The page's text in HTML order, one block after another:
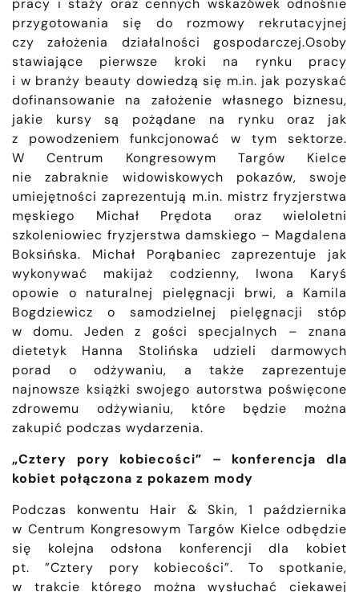
przygotowania się do rozmowy rekrutacyjnej
czy założenia działalności gospodarczej.Osoby
stawiające pierwsze kroki na rynku pracy
i w branży beauty dowiedzą się m.in. jak pozyskać
dofinansowanie na założenie własnego biznesu,
jakie kursy są pożądane na rynku oraz jak
z powodzeniem funkcjonować w tym sektorze.
W Centrum Kongresowym Targów Kielce
nie zabraknie widowiskowych pokazów, swoje
umiejętności zaprezentują m.in. mistrz fryzjerstwa
męskiego Michał Prędota oraz wieloletni
szkoleniowiec fryzjerstwa damskiego – Magdalena
Boksińska. Michał Porąbaniec zaprezentuje jak
wykonywać makijaż codzienny, Iwona Karyś
opowie o naturalnej pielęgnacji brwi, a Kamila
Bogdziewicz o samodzielnej pielęgnacji stóp
w domu. Jeden z gości specjalnych – znana
dietetyk Hanna Stolińska udzieli darmowych
porad o odżywaniu, a także zaprezentuje
najnowsze książki swojego autorstwa poświęcone
zdrowemu odżywianiu, które będzie można
zakupić podczas wydarzenia.
„Cztery pory kobiecości” – konferencja dla
kobiet połączona z pokazem mody
Podczas konwentu Hair & Skin, 1 października
w Centrum Kongresowym Targów Kielce odbędzie
się kolejna odsłona konferencji dla kobiet
pt. ”Cztery pory kobiecości”. To spotkanie,
w trakcie którego można wysłuchać ciekawej